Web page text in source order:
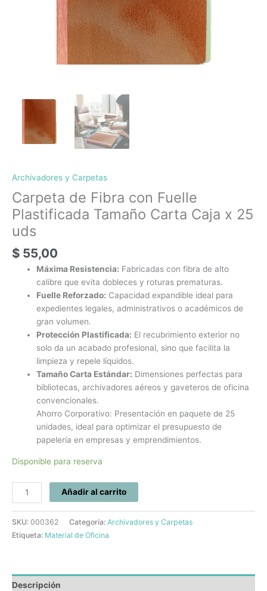
Archivadores y Carpetas
Carpeta de Fibra con Fuelle
Plastificada Tamaño Carta Caja x 25
uds
$ 55,00
Máxima Resistencia: Fabricadas con fibra de alto
calibre que evita dobleces y roturas prematuras.
Fuelle Reforzado: Capacidad expandible ideal para
expedientes legales, administrativos o académicos de
gran volumen.
Protección Plastificada: El recubrimiento exterior no
solo da un acabado profesional, sino que facilita la
limpieza y repele líquidos.
Tamaño Carta Estándar: Dimensiones perfectas para
bibliotecas, archivadores aéreos y gaveteros de oficina
convencionales.
Ahorro Corporativo: Presentación en paquete de 25
unidades, ideal para optimizar el presupuesto de
papelería en empresas y emprendimientos.
Disponible para reserva
Añadir al carrito
SKU: 000362 Categoría: Archivadores y Carpetas
Etiqueta: Material de Oficina
Descripción